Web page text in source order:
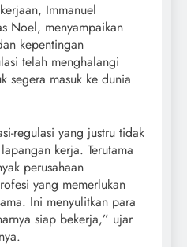
Immanuel
Noel, menyampaikan
kepentingan
telah menghalangi
segera masuk ke dunia
regulasi yang justru tidak
kerja. Terutama
perusahaan
yang memerlukan
Ini menyulitkan para
siap bekerja,” ujar